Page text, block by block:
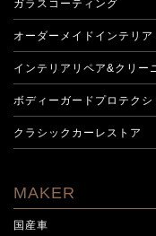
ガラスコーティング
オーダーメイドインテリア
インテリアリペア&クリー
ボディーガードプロテクシ
クラシックカーレストア
MAKER
国産車